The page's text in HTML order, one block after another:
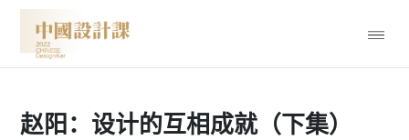
赵阳：设计的互相成就（下集）